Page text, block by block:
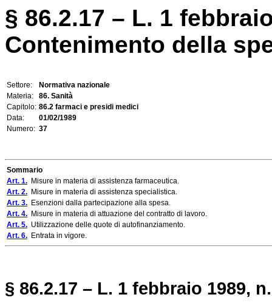
§ 86.2.17 – L. 1
Contenimento della
Settore:
Normativa nazionale
Materia:
86. Sanità
Capitolo: 86.2 farmaci e presidi medici
Data:
01/02/1989
Numero: 37
Sommario
Art. 1. Misure in materia di assistenza farmaceutica.
Art. 2. Misure in materia di assistenza specialistica.
Art. 3. Esenzioni dalla partecipazione alla spesa.
Art. 4. Misure in materia di attuazione del contratto di lavoro.
Art. 5. Utilizzazione delle quote di autofinanziamento.
Art. 6. Entrata in vigore.
§ 86.2.17 – L. 1 febbraio 1989,